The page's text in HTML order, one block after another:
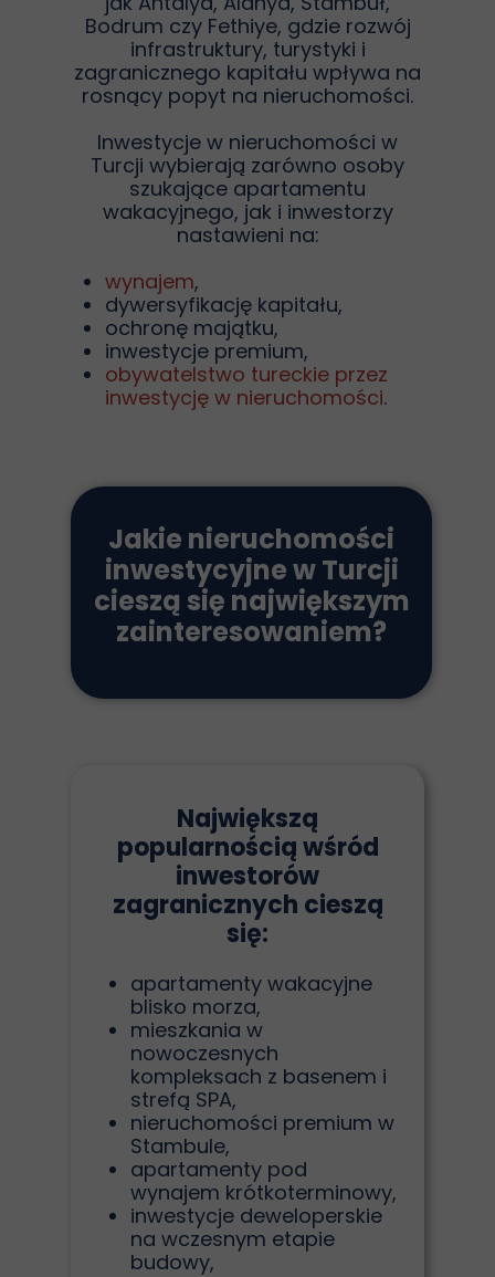
Największą
popularnością wśród
inwestorów
zagranicznych cieszą
się:
apartamenty wakacyjne
blisko morza,
mieszkania w
nowoczesnych
kompleksach z basenem i
strefą SPA,
nieruchomości premium w
Stambule,
apartamenty pod
wynajem krótkoterminowy,
inwestycje deweloperskie
na wczesnym etapie
budowy,
Jakie nieruchomości
inwestycyjne w Turcji
cieszą się największym
zainteresowaniem?
Bodrum czy Fethiye, gdzie rozwój
infrastruktury, turystyki i
zagranicznego kapitału wpływa na
rosnący popyt na nieruchomości.
Inwestycje w nieruchomości w
Turcji wybierają zarówno osoby
szukające apartamentu
wakacyjnego, jak i inwestorzy
nastawieni na:
wynajem,
dywersyfikację kapitału,
ochronę majątku,
inwestycje premium,
obywatelstwo tureckie przez
inwestycję w nieruchomości.